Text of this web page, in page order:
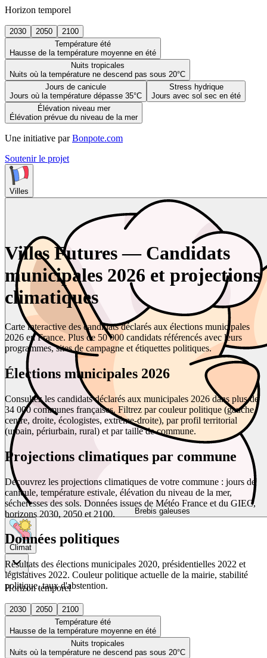
Horizon temporel
2030 2050
2100
Température été
Hausse de la température moyenne en été
Nuits tropicales
Nuits où la température ne descend pas sous 20°C
Jours de canicule
Jours où la température dépasse 35°C
Stress hydrique
Jours avec sol sec en été
Élévation niveau mer
Élévation prévue du niveau de la mer
Une initiative par Bonpote.com
Soutenir le projet
Villes
Brebis galeuses
Climat
Horizon temporel
2030 2050
2100
Température été
Hausse de la température moyenne en été
Nuits tropicales
Nuits où la température ne descend pas sous 20°C
Villes Futures — Candidats
municipales 2026 et projections
climatiques
Carte interactive des candidats déclarés aux élections municipales
2026 en France. Plus de 50 000 candidats référencés avec leurs
programmes, sites de campagne et étiquettes politiques.
Élections municipales 2026
Consultez les candidats déclarés aux municipales 2026 dans plus de
34 000 communes françaises. Filtrez par couleur politique (gauche,
centre, droite, écologistes, extrême-droite), par profil territorial
(urbain, périurbain, rural) et par taille de commune.
Projections climatiques par commune
Découvrez les projections climatiques de votre commune : jours de
canicule, température estivale, élévation du niveau de la mer,
sécheresses des sols. Données issues de Météo France et du GIEC,
horizons 2030, 2050 et 2100.
Données politiques
Résultats des élections municipales 2020, présidentielles 2022 et
législatives 2022. Couleur politique actuelle de la mairie, stabilité
politique, taux d'abstention.